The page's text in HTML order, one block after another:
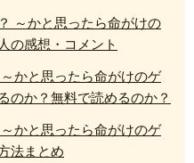
～かと思ったら命がけの
の感想・コメント
かと思ったら命がけのゲ
のか？無料で読めるのか？
かと思ったら命がけのゲ
法まとめ